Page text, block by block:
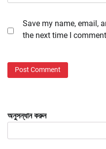
Save my name, email,
the next time I
অনুসন্ধান করুন